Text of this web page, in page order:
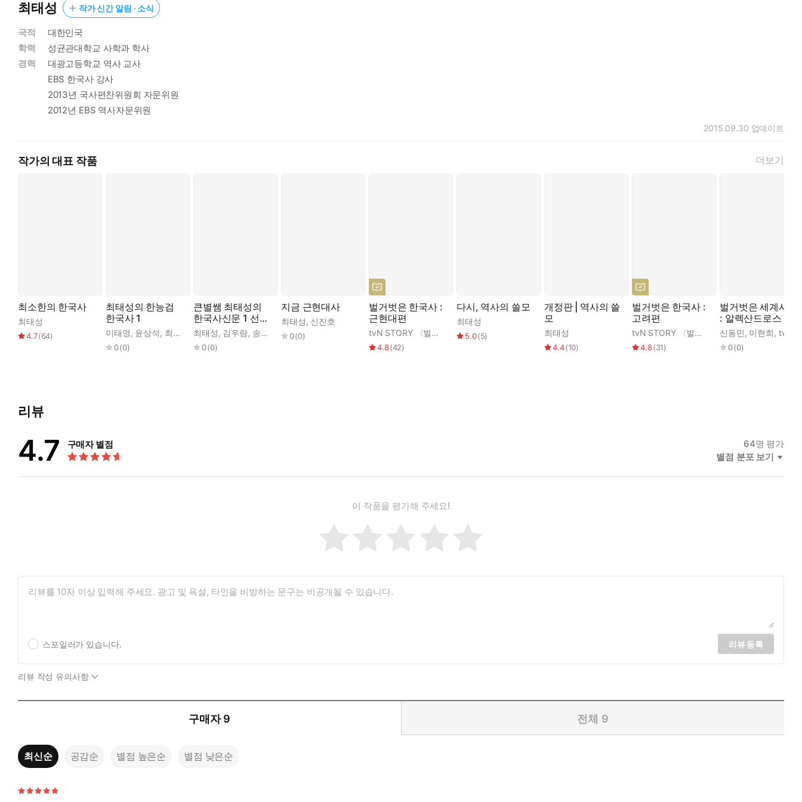
최태성 작가 신간 알림 · 소식
국적
대한민국
학력
성균관대학교 사학과 학사
경력
대광고등학교 역사 교사
EBS 한국사 강사
2013년 국사편찬위원회 자문위원
2012년 EBS 역사자문위원
2015.09.30 업데이트
작가의 대표 작품 더보기
최소한의 한국사
최태성
4.7(64)
최태성의 한능검
한국사 1
이태영, 윤상석, 최태성
0(0)
큰별쌤 최태성의
한국사신문 1 선사
~통일 신라와 발해
최태성, 김우람, 송진욱
0(0)
지금 근현대사
최태성, 신진호
0(0)
벌거벗은 한국사 :
근현대편
tvN STORY 〈벌거벗은 한국사〉 제작진 최태성
4.8(42)
다시, 역사의 쓸모
최태성
5.0(5)
개정판 | 역사의 쓸
모
최태성
4.4(10)
벌거벗은 한국사 :
고려편
tvN STORY 〈벌거벗은 한국사〉 제작진 ,
4.8(31)
벌거벗은 세계사 1
: 알렉산드로스 대
왕과 진시황제의
통일 제국
신동민, 이현희, tvN <벌거벗은 세계사> 제작진
0(0)
리뷰
4.7 구매자 별점 64명 평가
별점 분포 보기
이 작품을 평가해 주세요!
스포일러가 있습니다. 리뷰 등록
리뷰 작성 유의사항
구매자 9 전체 9
최신순 공감순 별점 높은순 별점 낮은순